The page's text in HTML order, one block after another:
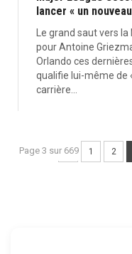
lancer « un
Le grand saut vers
pour Antoine
Orlando ces
qualifie lui-même de
carrière...
Page 3 sur 669 1 2